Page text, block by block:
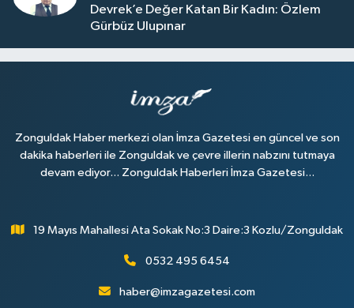
Devrek’e Değer Katan Bir Kadın: Özlem
Gürbüz Ulupınar
Zonguldak Haber merkezi olan İmza Gazetesi en güncel ve son
dakika haberleri ile Zonguldak ve çevre illerin nabzını tutmaya
devam ediyor... Zonguldak Haberleri İmza Gazetesi...
19 Mayıs Mahallesi Ata Sokak No:3 Daire:3 Kozlu/Zonguldak
0532 495 6454
haber@imzagazetesi.com